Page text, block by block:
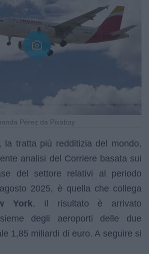
Pérez da Pixabay
la tratta più redditizia del mondo,
analisi del Corriere basata sui
del settore relativi al periodo
2025, è quella che collega
York. Il risultato è arrivato
degli aeroporti delle due
1,85 miliardi di euro. A seguire si